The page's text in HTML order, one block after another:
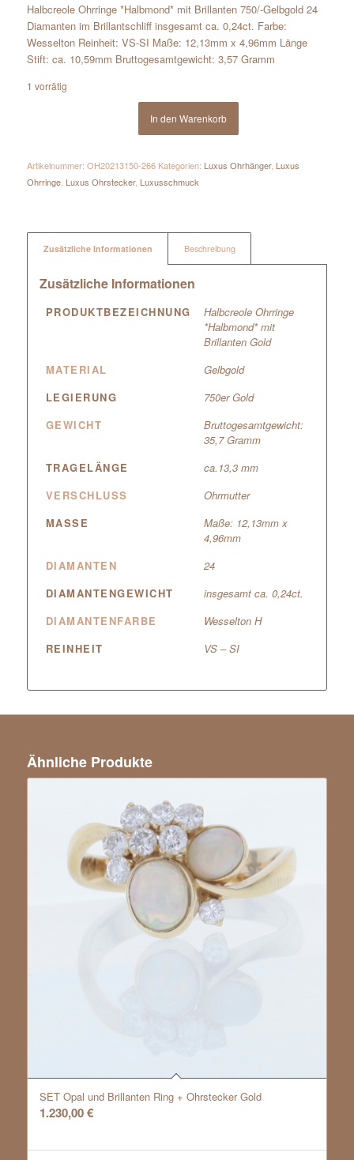
Halbcreole Ohrringe *Halbmond* mit Brillanten 750/-Gelbgold 24
Diamanten im Brillantschliff insgesamt ca. 0,24ct. Farbe:
Wesselton Reinheit: VS-SI Maße: 12,13mm x 4,96mm Länge
Stift: ca. 10,59mm Bruttogesamtgewicht: 3,57 Gramm
1 vorrätig
In den Warenkorb
Artikelnummer: OH20213150-266 Kategorien: Luxus Ohrhänger, Luxus
Ohrringe, Luxus Ohrstecker, Luxusschmuck
Zusätzliche Informationen Beschreibung
Zusätzliche Informationen
PRODUKTBEZEICHNUNG
Halbcreole Ohrringe
*Halbmond* mit
Brillanten Gold
MATERIAL
Gelbgold
LEGIERUNG
750er Gold
GEWICHT
Bruttogesamtgewicht:
35,7 Gramm
TRAGELÄNGE
ca.13,3 mm
VERSCHLUSS
Ohrmutter
MASSE
Maße: 12,13mm x
4,96mm
DIAMANTEN
24
DIAMANTENGEWICHT
insgesamt ca. 0,24ct.
DIAMANTENFARBE
Wesselton H
REINHEIT
VS – SI
Ähnliche Produkte
SET Opal und Brillanten Ring + Ohrstecker Gold
1.230,00€